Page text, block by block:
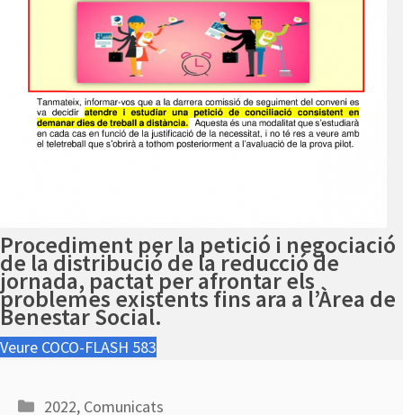
Procediment per la petició i negociació
de la distribució de la reducció de
jornada, pactat per afrontar els
problemes existents fins ara a l’Àrea de
Benestar Social.
Veure COCO-FLASH 583
Categories
2022, Comunicats